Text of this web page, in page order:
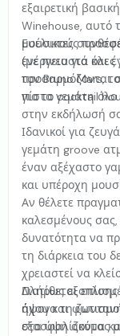
εξαιρετική
Winehouse, αυτό
μουσικούς
ενέργεια για
τον Bruno Mars,
πίστα γεμάτη
Ευέλικτες
(με πνευστά και
προσαρμόζονται
για το cocktail
στην εκδήλωσή
Ιδανικοί για
γεμάτη groove
έναν αξέχαστο
και υπέροχη
Αν θέλετε
καλεσμένους
δυνατότητα να
τη διάρκεια του
χρειαστεί να
Διατίθεται
άψογα τη
στα ύψη ακόμα
Πλήρως
ήχου και
εξασφαλίζοντας